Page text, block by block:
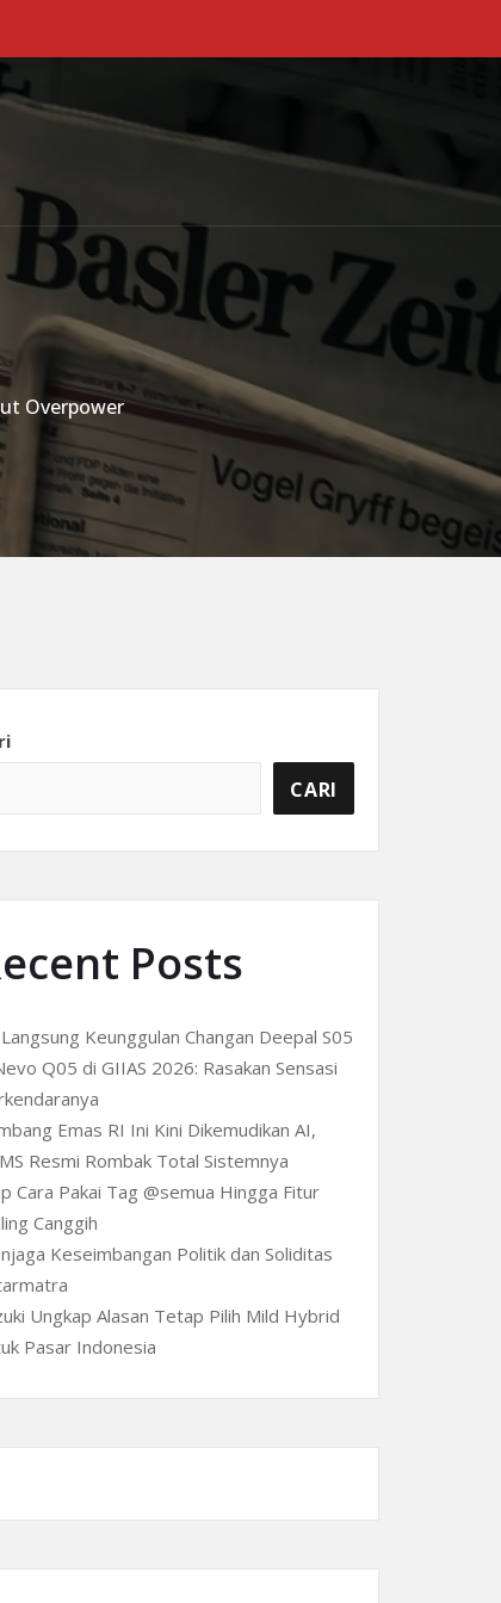
Overpower
CARI
Posts
Keunggulan Changan Deepal S05
Q05 di GIIAS 2026: Rasakan Sensasi
Emas RI Ini Kini Dikemudikan AI,
Resmi Rombak Total Sistemnya
Cara Pakai Tag @semua Hingga Fitur
Canggih
Keseimbangan Politik dan Soliditas
Ungkap Alasan Tetap Pilih Mild Hybrid
Pasar Indonesia